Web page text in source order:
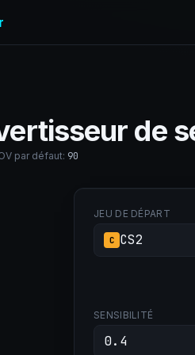
de
par défaut: 90
JEU DE DÉPART
C CS2
SENSIBILITÉ